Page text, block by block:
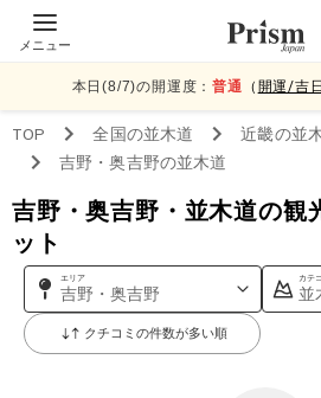
メニュー
本日(8/7)の開運度：普通 （ 開運/吉
TOP 全国の並木道 近畿の並
吉野・奥吉野の並木道
吉野・奥吉野・並木道の観
ット
エリア
吉野・奥吉野
カテ
並
クチコミの件数が多い順